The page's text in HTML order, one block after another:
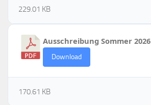
229.01 KB
Ausschreibung Sommer 2026
Download
170.61 KB